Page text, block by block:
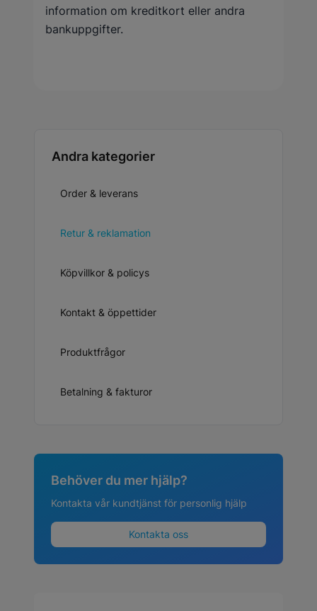
information om kreditkort eller andra
bankuppgifter.
Andra kategorier
Order & leverans
Retur & reklamation
Köpvillkor & policys
Kontakt & öppettider
Produktfrågor
Betalning & fakturor
Behöver du mer hjälp?
Kontakta vår kundtjänst för personlig hjälp
Kontakta oss